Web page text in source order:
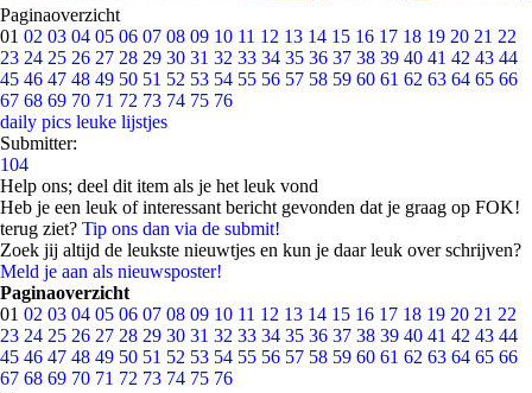
Paginaoverzicht
01 02 03 04 05 06 07 08 09 10 11 12 13 14 15 16 17 18 19 20 21 22
23 24 25 26 27 28 29 30 31 32 33 34 35 36 37 38 39 40 41 42 43 44
45 46 47 48 49 50 51 52 53 54 55 56 57 58 59 60 61 62 63 64 65 66
67 68 69 70 71 72 73 74 75 76
daily pics leuke lijstjes
Submitter:
104
Help ons; deel dit item als je het leuk vond
Heb je een leuk of interessant bericht gevonden dat je graag op FOK!
terug ziet? Tip ons dan via de submit!
Zoek jij altijd de leukste nieuwtjes en kun je daar leuk over schrijven?
Meld je aan als nieuwsposter!
Paginaoverzicht
01 02 03 04 05 06 07 08 09 10 11 12 13 14 15 16 17 18 19 20 21 22
23 24 25 26 27 28 29 30 31 32 33 34 35 36 37 38 39 40 41 42 43 44
45 46 47 48 49 50 51 52 53 54 55 56 57 58 59 60 61 62 63 64 65 66
67 68 69 70 71 72 73 74 75 76